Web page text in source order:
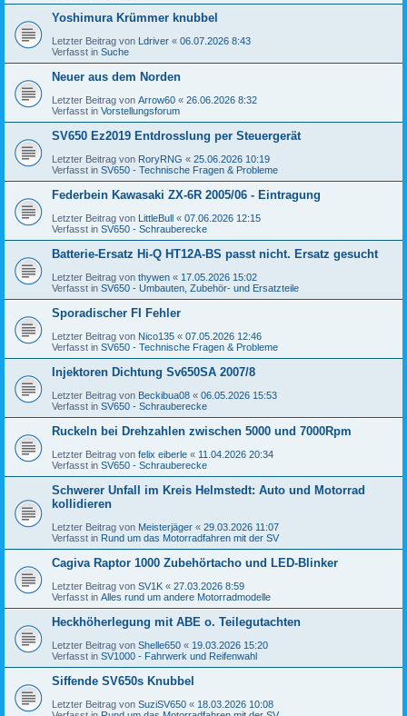
Yoshimura Krümmer knubbel
Letzter Beitrag von Ldriver « 06.07.2026 8:43
Verfasst in Suche
Neuer aus dem Norden
Letzter Beitrag von Arrow60 « 26.06.2026 8:32
Verfasst in Vorstellungsforum
SV650 Ez2019 Entdrosslung per Steuergerät
Letzter Beitrag von RoryRNG « 25.06.2026 10:19
Verfasst in SV650 - Technische Fragen & Probleme
Federbein Kawasaki ZX-6R 2005/06 - Eintragung
Letzter Beitrag von LittleBull « 07.06.2026 12:15
Verfasst in SV650 - Schrauberecke
Batterie-Ersatz Hi-Q HT12A-BS passt nicht. Ersatz gesucht
Letzter Beitrag von thywen « 17.05.2026 15:02
Verfasst in SV650 - Umbauten, Zubehör- und Ersatzteile
Sporadischer FI Fehler
Letzter Beitrag von Nico135 « 07.05.2026 12:46
Verfasst in SV650 - Technische Fragen & Probleme
Injektoren Dichtung Sv650SA 2007/8
Letzter Beitrag von Beckibua08 « 06.05.2026 15:53
Verfasst in SV650 - Schrauberecke
Ruckeln bei Drehzahlen zwischen 5000 und 7000Rpm
Letzter Beitrag von felix eiberle « 11.04.2026 20:34
Verfasst in SV650 - Schrauberecke
Schwerer Unfall im Kreis Helmstedt: Auto und Motorrad
kollidieren
Letzter Beitrag von Meisterjäger « 29.03.2026 11:07
Verfasst in Rund um das Motorradfahren mit der SV
Cagiva Raptor 1000 Zubehörtacho und LED-Blinker
Letzter Beitrag von SV1K « 27.03.2026 8:59
Verfasst in Alles rund um andere Motorradmodelle
Heckhöherlegung mit ABE o. Teilegutachten
Letzter Beitrag von Shelle650 « 19.03.2026 15:20
Verfasst in SV1000 - Fahrwerk und Reifenwahl
Siffende SV650s Knubbel
Letzter Beitrag von SuziSV650 « 18.03.2026 10:08